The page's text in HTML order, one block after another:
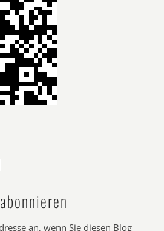
an, wenn Sie diesen Blog